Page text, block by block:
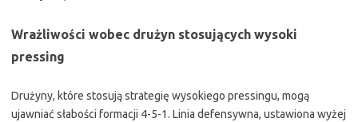
Wrażliwości wobec drużyn stosujących wysoki
pressing
Drużyny, które stosują strategię wysokiego pressingu, mogą
ujawniać słabości formacji 4-5-1. Linia defensywna, ustawiona wyżej